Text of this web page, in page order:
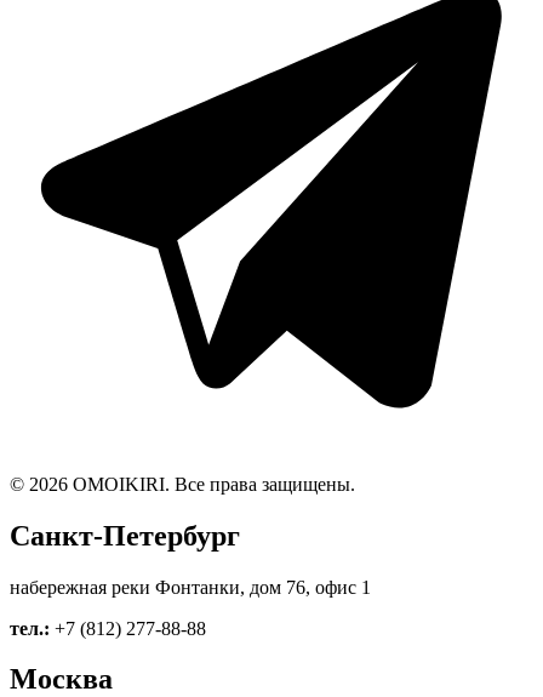
© 2026 OMOIKIRI. Все права защищены.
Санкт-Петербург
набережная реки Фонтанки, дом 76, офис 1
тел.: +7 (812) 277-88-88
Москва